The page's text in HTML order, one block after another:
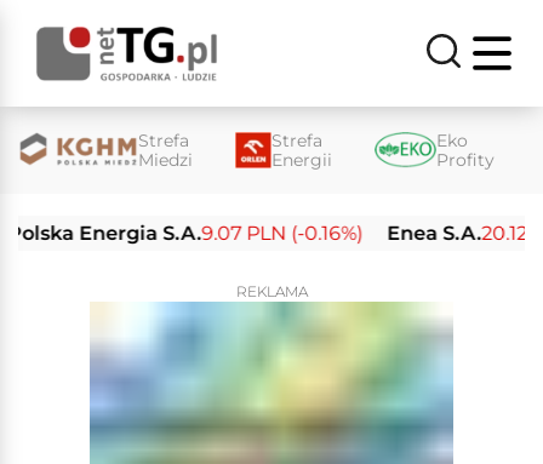
Strefa
Miedzi
Strefa
Energii
Eko
Profity
S.A. 9.07 PLN (-0.16%) Enea S.A.20.12 PLN (-0.30%)
REKLAMA